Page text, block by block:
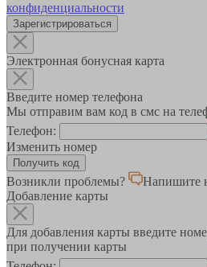
конфиденциальности
Зарегистрироваться
Электронная бонусная карта
Введите номер телефона
Мы отправим вам код в смс на
Телефон:
Изменить номер
Возникли проблемы?
Напишите
Добавление карты
Для добавления карты введите
при получении карты